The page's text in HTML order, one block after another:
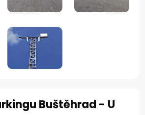
Buštěhrad - U